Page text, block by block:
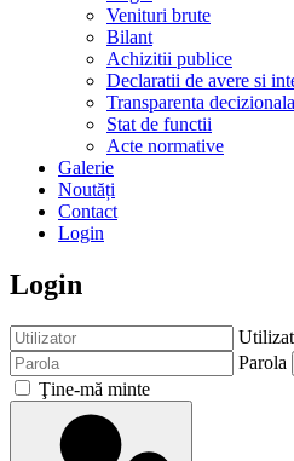
Venituri brute
Bilant
Achizitii publice
Declaratii de avere si
Transparenta decizionala
Stat de functii
Acte normative
Galerie
Noutăți
Contact
Login
Login
Parola
Ţine-mă minte